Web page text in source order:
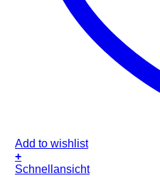
Add to wishlist
+
Schnellansicht